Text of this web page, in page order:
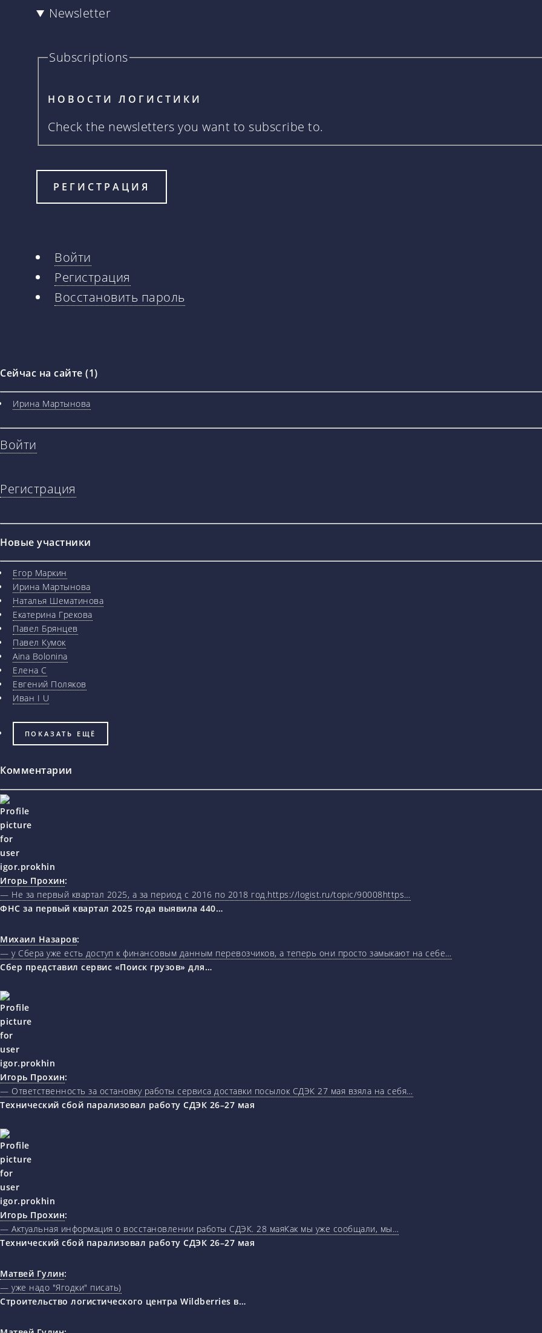
Newsletter
Subscriptions
НОВОСТИ ЛОГИСТИКИ
Check the newsletters you want to subscribe to.
Главные
вкладки
Войти
Регистрация
Восстановить пароль
Сейчас на сайте (1)
Ирина Мартынова
Войти
Регистрация
Новые участники
Егор Маркин
Ирина Мартынова
Наталья Шематинова
Екатерина Грекова
Павел Брянцев
Павел Кумок
Aina Bolonina
Елена С
Евгений Поляков
Иван I U
ПОКАЗАТЬ ЕЩЁ
Комментарии
Игорь Прохин:
— Не за первый квартал 2025, а за период с 2016 по 2018 год.https://logist.ru/topic/90008https…
ФНС за первый квартал 2025 года выявила 440…
Михаил Назаров:
— у Сбера уже есть доступ к финансовым данным перевозчиков, а теперь они просто замыкают на себе…
Сбер представил сервис «Поиск грузов» для…
Игорь Прохин:
— Ответственность за остановку работы сервиса доставки посылок СДЭК 27 мая взяла на себя…
Технический сбой парализовал работу СДЭК 26–27 мая
Игорь Прохин:
— Актуальная информация о восстановлении работы СДЭК. 28 маяКак мы уже сообщали, мы…
Технический сбой парализовал работу СДЭК 26–27 мая
Матвей Гулин:
— уже надо "Ягодки" писать)
Строительство логистического центра Wildberries в…